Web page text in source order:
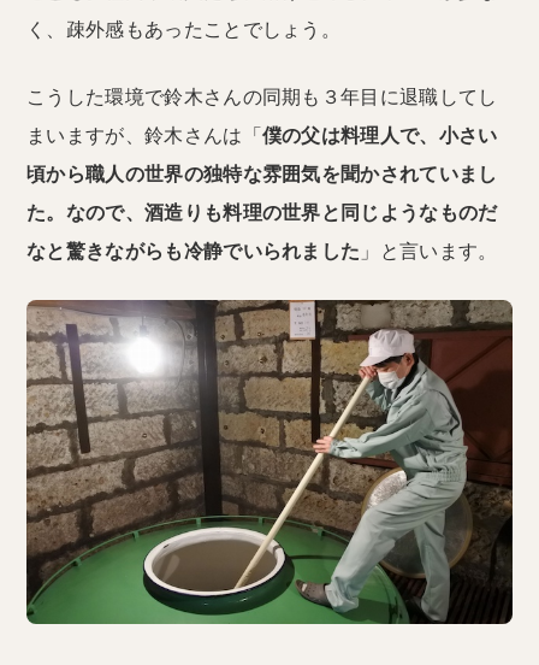
く、疎外感もあったことでしょう。
こうした環境で鈴木さんの同期も３年目に退職してし
まいますが、鈴木さんは「僕の父は料理人で、小さい
頃から職人の世界の独特な雰囲気を聞かされていまし
た。なので、酒造りも料理の世界と同じようなものだ
なと驚きながらも冷静でいられました 」と言います。